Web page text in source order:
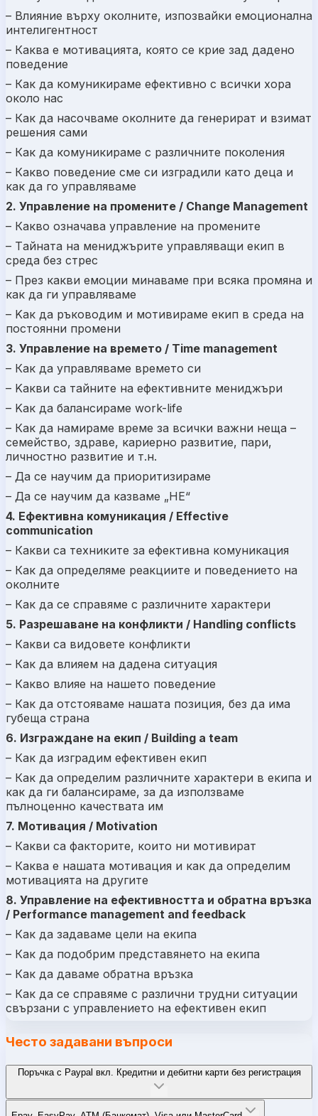
– Влияние върху околните, изпозвайки емоционална
интелигентност
– Каква е мотивацията, която се крие зад дадено
поведение
– Как да комуникираме ефективно с всички хора
около нас
– Как да насочваме околните да генерират и взимат
решения сами
– Как да комуникираме с различните поколения
– Какво поведение сме си изградили като деца и
как да го управляваме
2. Управление на промените / Change Management
– Какво означава управление на промените
– Tайната на мениджърите управляващи екип в
среда без стрес
– През какви емоции минаваме при всяка промяна и
как да ги управляваме
– Kак да ръководим и мотивираме екип в среда на
постоянни промени
3. Управление на времето / Time management
– Как да управляваме времето си
– Kакви са тайните на ефективните мениджъри
– Kак да балансираме work-life
– Как да намираме време за всички важни неща –
семейство, здраве, кариерно развитие, пари,
личностно развитие и т.н.
– Да се научим да приоритизираме
– Да се научим да казваме „НЕ“
4. Ефективна комуникация / Effective
communication
– Какви са техниките за ефективна комуникация
– Как да определяме реакциите и поведението на
околните
– Как да се справяме с различните характери
5. Разрешаване на конфликти / Handling conflicts
– Какви са видовете конфликти
– Как да влияем на дадена ситуация
– Какво влияе на нашето поведение
– Как да отстояваме нашата позиция, без да има
губеща страна
6. Изграждане на екип / Building a team
– Как да изградим ефективен екип
– Как да определим различните характери в екипа и
как да ги балансираме, за да използваме
пълноценно качествата им
7. Мотивация / Motivation
– Какви са факторите, които ни мотивират
– Каква е нашата мотивация и как да определим
мотивацията на другите
8. Управление на ефективността и обратна връзка
/ Performance management and feedback
– Как да задаваме цели на екипа
– Как да подобрим представянето на екипа
– Как да даваме обратна връзка
– Как да се справяме с различни трудни ситуации
свързани с управлението на ефективен екип
Често задавани въпроси
Поръчка с Paypal вкл. Кредитни и дебитни карти без регистрация